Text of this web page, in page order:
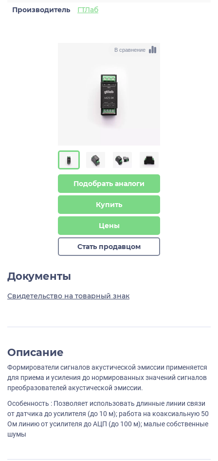
Производитель ГТЛаб
В сравнение
Подобрать аналоги
Купить
Цены
Стать продавцом
Документы
Свидетельство на товарный знак
Описание
Формирователи сигналов акустической эмиссии применяется
для приема и усиления до нормированных значений сигналов
преобразователей акустической эмиссии.
Особенность : Позволяет использовать длинные линии связи
от датчика до усилителя (до 10 м); работа на коаксиальную 50
Ом линию от усилителя до АЦП (до 100 м); малые собственные
шумы